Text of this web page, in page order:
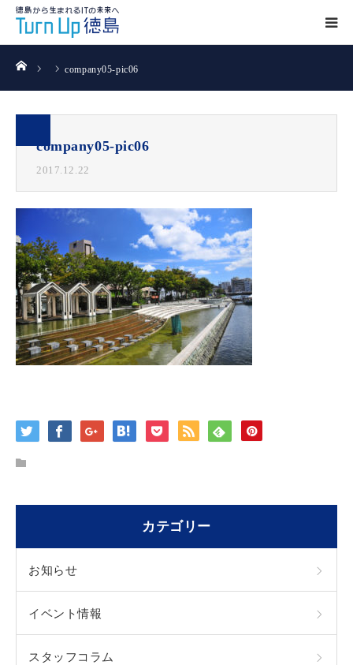
ホーム company05-pic06
company05-pic06
2017.12.22
カテゴリー
お知らせ
イベント情報
スタッフコラム